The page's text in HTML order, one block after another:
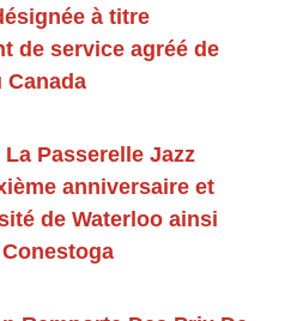
à titre
de service agréé de
Canada
Passerelle Jazz
anniversaire et
de Waterloo ainsi